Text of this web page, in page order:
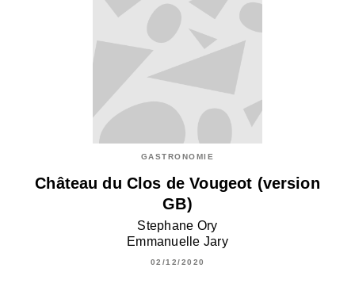
GASTRONOMIE
Château du Clos de Vougeot (version
GB)
Stephane Ory
Emmanuelle Jary
02/12/2020